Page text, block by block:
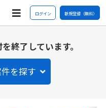
ログイン 新規登録（無料）
終了しています。
を探す